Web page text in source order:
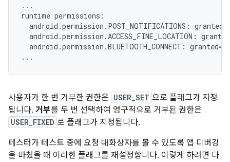
...
runtime permissions:
android.permission.POST_NOTIFICATIONS:
android.permission.ACCESS_FINE_LOCATION:
android.permission.BLUETOOTH_CONNECT:
사용자가 한 번 거부한 권한은 USER_SET 으로 플래그가 지정
됩니다. 거부를 두 번 선택하여 영구적으로 거부된 권한은
USER_FIXED 로 플래그가 지정됩니다.
테스터가 테스트 중에 요청 대화상자를 볼 수 있도록 앱 디버깅
을 마쳤을 때 이러한 플래그를 재설정합니다. 이렇게 하려면 다